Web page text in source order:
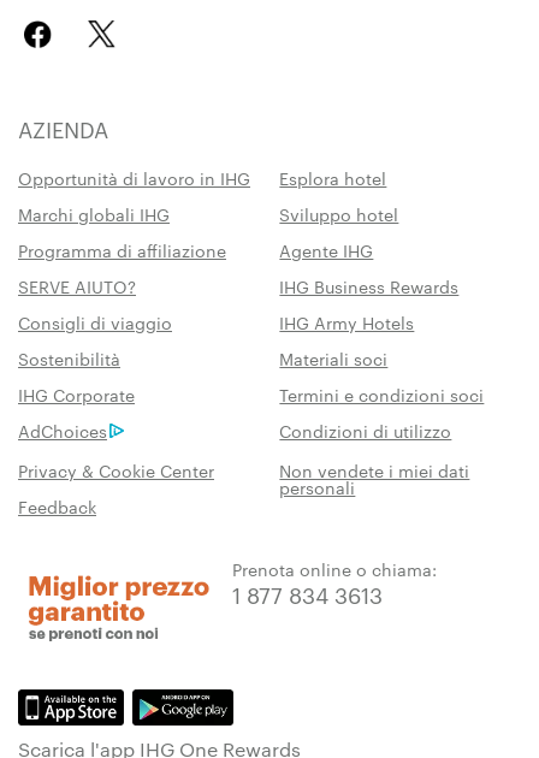
AZIENDA
Opportunità di lavoro in IHG
Esplora hotel
Marchi globali IHG
Sviluppo hotel
Programma di affiliazione
Agente IHG
SERVE AIUTO?
IHG Business Rewards
Consigli di viaggio
IHG Army Hotels
Sostenibilità
Materiali soci
IHG Corporate
Termini e condizioni soci
AdChoices
Condizioni di utilizzo
Privacy & Cookie Center
Non vendete i miei dati
personali
Feedback
Prenota online o chiama:
1 877 834 3613
Scarica l'app IHG One Rewards